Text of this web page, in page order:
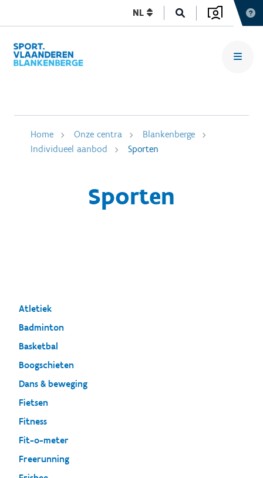
NL
Home Onze centra
Blankenberge
Individueel aanbod
Sporten
Sporten
Atletiek
Badminton
Basketbal
Boogschieten
Dans & beweging
Fietsen
Fitness
Fit-o-meter
Freerunning